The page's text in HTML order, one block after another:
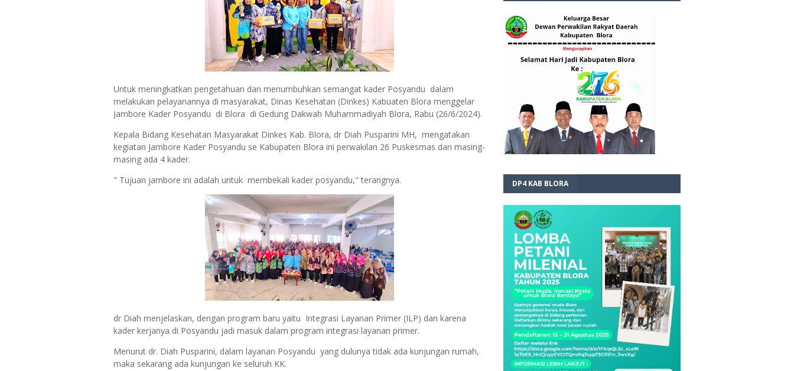
Untuk meningkatkan pengetahuan dan menumbuhkan semangat kader Posyandu dalam
melakukan pelayanannya di masyarakat, Dinas Kesehatan (Dinkes) Kabuaten Blora menggelar
Jambore Kader Posyandu di Blora di Gedung Dakwah Muhammadiyah Blora, Rabu (26/6/2024).
Kepala Bidang Kesehatan Masyarakat Dinkes Kab. Blora, dr Diah Pusparini MH, mengatakan
kegiatan Jambore Kader Posyandu se Kabupaten Blora ini perwakilan 26 Puskesmas dan masing-
masing ada 4 kader.
" Tujuan jambore ini adalah untuk membekali kader posyandu," terangnya.
dr Diah menjelaskan, dengan program baru yaitu Integrasi Layanan Primer (ILP) dan karena
kader kerjanya di Posyandu jadi masuk dalam program integrasi layanan primer.
Menurut dr. Diah Pusparini, dalam layanan Posyandu yang dulunya tidak ada kunjungan rumah,
maka sekarang ada kunjungan ke seluruh KK.
DP4 KAB BLORA